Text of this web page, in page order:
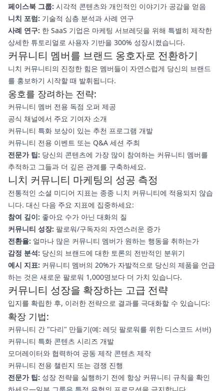
페이스북 그룹: 시각적 콘텐츠와 개인적인 이야기가 공감을 얻음
니치 포럼: 기술적 심층 분석과 사례 연구
사례 연구: 한 SaaS 기업은 마케팅 서브레딧을 위해 특별히 제작한
상세한 튜토리얼로 사용자 기반을 300% 성장시켰습니다.
커뮤니티 멤버를 브랜드 옹호자로 전환하기
니치 커뮤니티의 진정한 힘은 멤버들이 자연스럽게 당신의 브랜드
를 홍보하기 시작할 때 발휘됩니다.
옹호를 장려하는 전략:
커뮤니티 멤버 전용 독점 오퍼 제공
공식 채널에서 주요 기여자 소개
커뮤니티 특화 보상이 있는 추천 프로그램 개발
커뮤니티 전용 이벤트 또는 Q&A 세션 주최
전문가 팁: 당신의 콘텐츠에 가장 많이 참여하는 커뮤니티 멤버를
추적하고 그들과 더 깊은 관계를 구축하세요.
니치 커뮤니티 마케팅의 성공 측정
전통적인 소셜 미디어 지표는 종종 니치 커뮤니티에 적용되지 않습
니다. 대신 다음 주요 지표에 집중하세요:
참여 깊이: 좋아요 수가 아닌 대화의 질
커뮤니티 성장: 팔로워/구독자의 자연스러운 증가
전환율: 얼마나 많은 커뮤니티 멤버가 원하는 행동을 취하는가
감정 분석: 당신의 브랜드에 대한 토론의 전반적인 분위기
예시 지표: 커뮤니티 멤버의 20%가 자발적으로 당신의 제품을 언급
하는 것은 새로운 팔로워 1,000명보다 더 가치 있습니다.
커뮤니티 성장을 확장하는 고급 전략
입지를 확립한 후, 이러한 전략으로 결과를 극대화할 수 있습니다:
확장 기법:
커뮤니티 간 "다리" 만들기(예: 레딧 팔로워를 위한 디스코드 서버)
커뮤니티 특화 콘텐츠 시리즈 개발
모더레이터와 협력하여 공동 제작 콘텐츠 제작
커뮤니티 전용 챌린지 또는 경쟁 진행
전문가 팁: 성장 전략을 실행하기 전에 항상 커뮤니티 규칙을 확인